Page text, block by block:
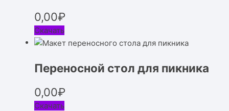
0,00₽
Скачать
Переносной стол для пикника
0,00₽
Скачать